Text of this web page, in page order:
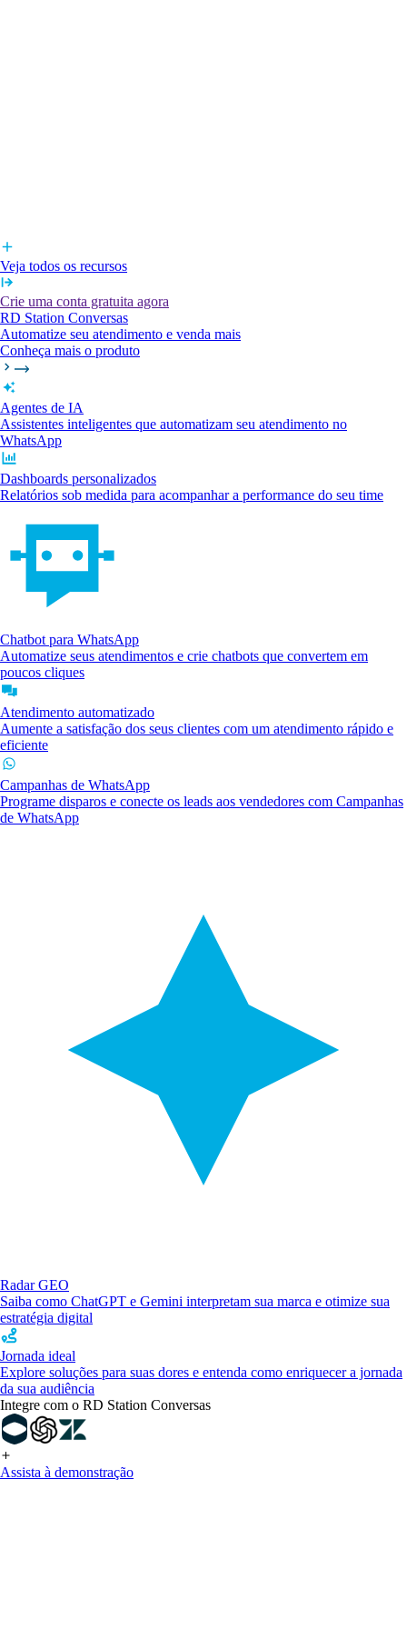
Veja todos os recursos
Crie uma conta gratuita agora
RD Station Conversas
Automatize seu atendimento e venda mais
Conheça mais o produto
Agentes de IA
Assistentes inteligentes que automatizam seu atendimento no
WhatsApp
Dashboards personalizados
Relatórios sob medida para acompanhar a performance do seu time
Chatbot para WhatsApp
Automatize seus atendimentos e crie chatbots que convertem em
poucos cliques
Atendimento automatizado
Aumente a satisfação dos seus clientes com um atendimento rápido e
eficiente
Campanhas de WhatsApp
Programe disparos e conecte os leads aos vendedores com Campanhas
de WhatsApp
Radar GEO
Saiba como ChatGPT e Gemini interpretam sua marca e otimize sua
estratégia digital
Jornada ideal
Explore soluções para suas dores e entenda como enriquecer a jornada
da sua audiência
Integre com o RD Station Conversas
Assista à demonstração